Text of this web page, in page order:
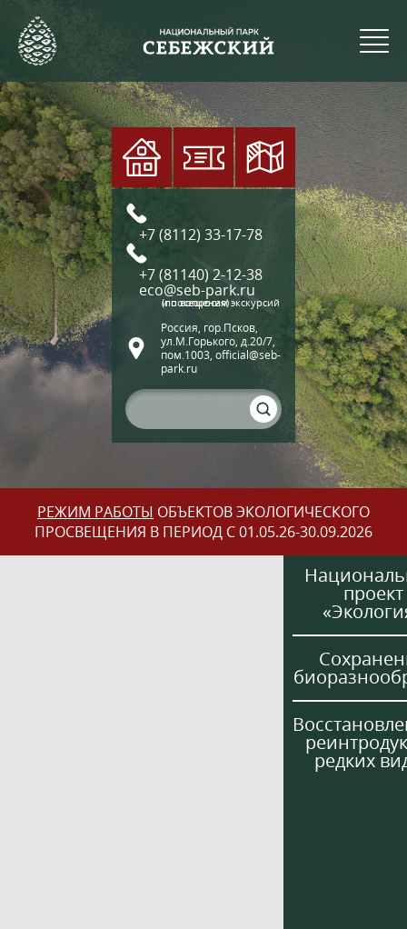
+7 (8112) 33-17-78
+7 (81140) 2-12-38
eco@seb-park.ru
(по вопросам экскурсий и посещения)
Россия, гор.Псков,
ул.М.Горького, д.20/7,
пом.1003, official@seb-
park.ru
РЕЖИМ РАБОТЫ ОБЪЕКТОВ ЭКОЛОГИЧЕСКОГО
ПРОСВЕЩЕНИЯ В ПЕРИОД С 01.05.26-30.09.2026
проект
редких